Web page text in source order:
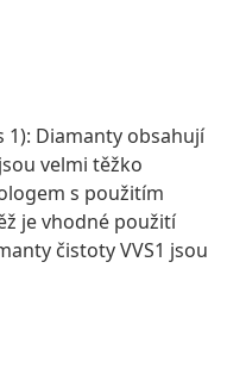
1): Diamanty obsahují
velmi těžko
s použitím
je vhodné použití
čistoty VVS1 jsou